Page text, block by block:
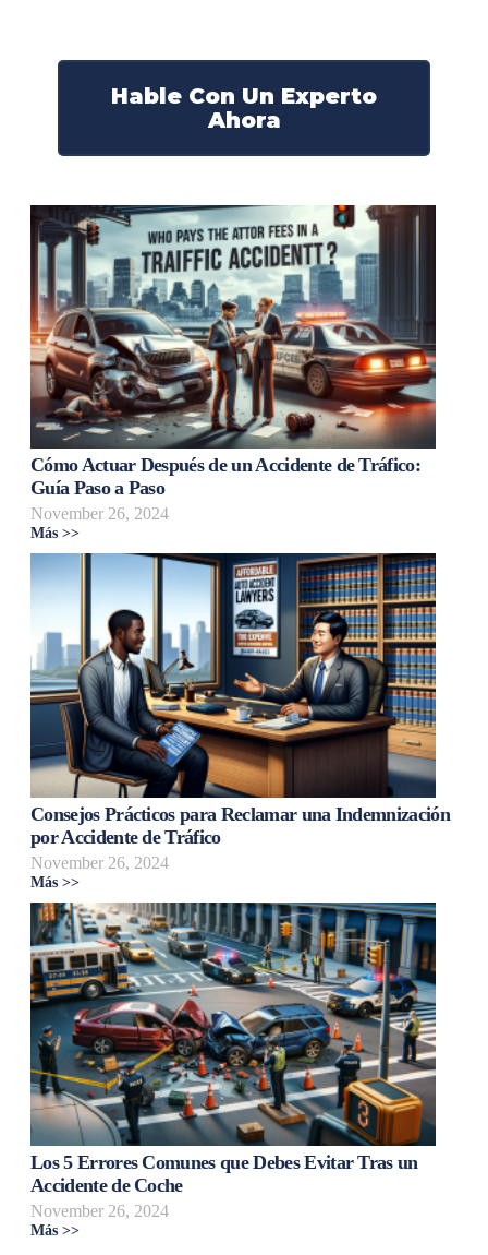
Hable Con Un Experto
Ahora
Cómo Actuar Después de un Accidente de Tráfico:
Guía Paso a Paso
November 26, 2024
Más >>
Consejos Prácticos para Reclamar una Indemnización
por Accidente de Tráfico
November 26, 2024
Más >>
Los 5 Errores Comunes que Debes Evitar Tras un
Accidente de Coche
November 26, 2024
Más >>